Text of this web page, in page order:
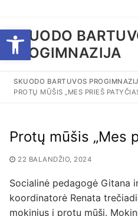
Open toolbar
prie
turinio
SKUODO
PROGIMNAZIJA
SKUODO BARTUVOS
PROTŲ MŪŠIS „MES PRIEŠ
Protų mūšis „Mes
22 BALANDŽIO, 2024
Socialinė pedagogė Gitana
koordinatorė Renata
mokinius į protų mūšį.